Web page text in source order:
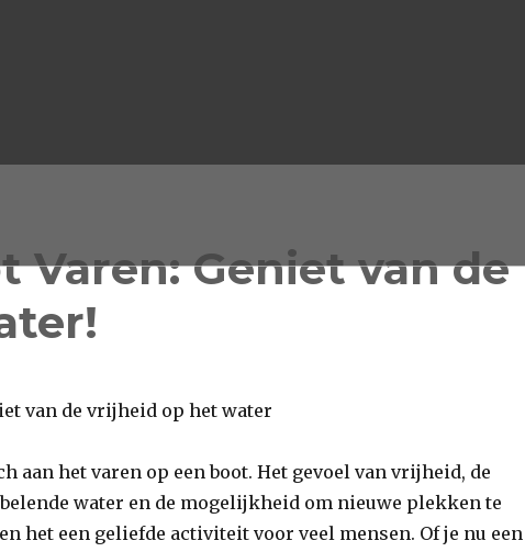
Varen: Geniet van de
van de vrijheid op het water
aan het varen op een boot. Het gevoel van vrijheid, de
water en de mogelijkheid om nieuwe plekken te
het een geliefde activiteit voor veel mensen. Of je nu een